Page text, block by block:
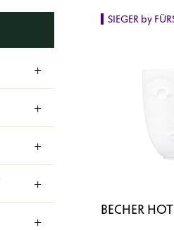
SIEGER by
BECHER HOT